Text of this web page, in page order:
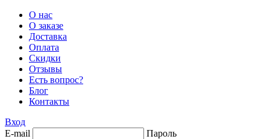
О нас
О заказе
Доставка
Оплата
Скидки
Отзывы
Есть вопрос?
Блог
Контакты
Вход
E-mail
Пароль